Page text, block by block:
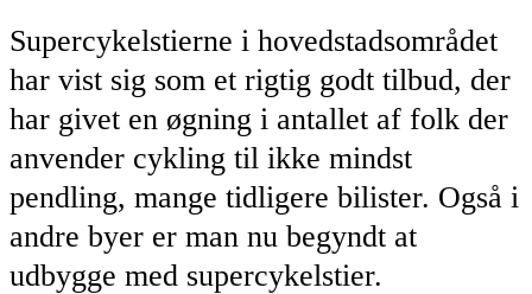
Supercykelstierne i hovedstadsområdet
har vist sig som et rigtig godt tilbud, der
har givet en øgning i antallet af folk der
anvender cykling til ikke mindst
pendling, mange tidligere bilister. Også i
andre byer er man nu begyndt at
udbygge med supercykelstier.